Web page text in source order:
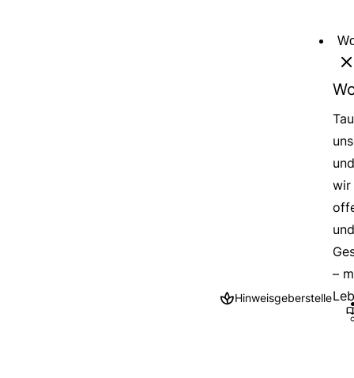
wir
–
Hinweisgeberstelle